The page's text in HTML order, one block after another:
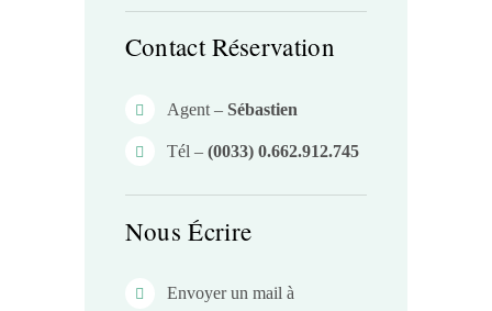
Contact Réservation
Agent –Sébastien
Tél – (0033) 0.662.912.745
Nous Écrire
Envoyer un mail à